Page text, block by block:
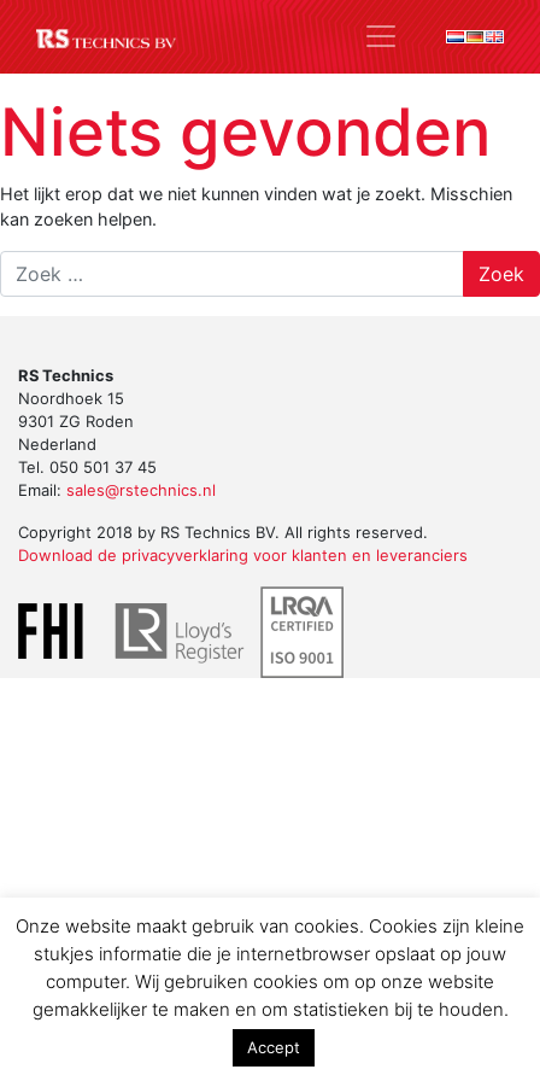
Niets gevonden
Het lijkt erop dat we niet kunnen vinden wat je zoekt. Misschien
kan zoeken helpen.
Zoek
naar:
RS Technics
Noordhoek 15
9301 ZG Roden
Nederland
Tel. 050 501 37 45
Email: sales@rstechnics.nl
Copyright 2018 by RS Technics BV. All rights reserved.
Download de privacyverklaring voor klanten en leveranciers
Onze website maakt gebruik van cookies. Cookies zijn kleine
stukjes informatie die je internetbrowser opslaat op jouw
computer. Wij gebruiken cookies om op onze website
gemakkelijker te maken en om statistieken bij te houden.
Accept